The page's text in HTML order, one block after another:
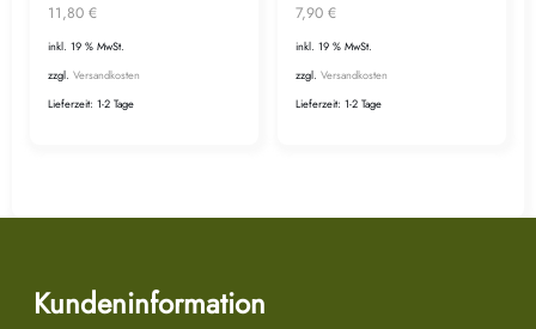
11,80 €
inkl. 19 % MwSt.
zzgl. Versandkosten
Lieferzeit: 1-2 Tage
7,90 €
inkl. 19 % MwSt.
zzgl. Versandkosten
Lieferzeit: 1-2 Tage
Kundeninformation